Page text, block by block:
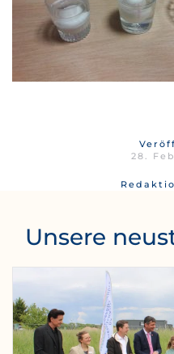
28.
Unsere